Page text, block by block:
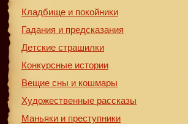
Кладбище и покойники
Гадания и предсказания
Детские страшилки
Конкурсные истории
Вещие сны и кошмары
Художественные рассказы
Маньяки и преступники